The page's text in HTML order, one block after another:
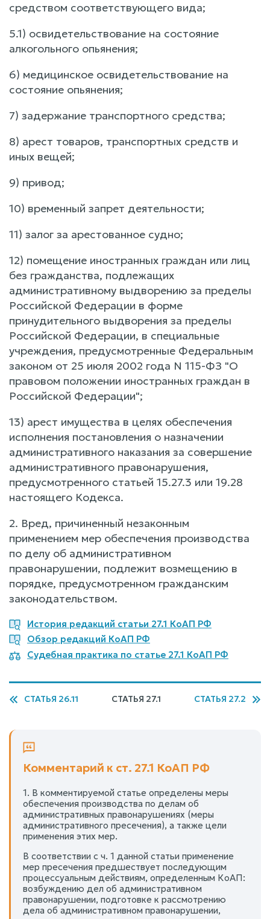
средством соответствующего вида;
5.1) освидетельствование на состояние
алкогольного опьянения;
6) медицинское освидетельствование на
состояние опьянения;
7) задержание транспортного средства;
8) арест товаров, транспортных средств и
иных вещей;
9) привод;
10) временный запрет деятельности;
11) залог за арестованное судно;
12) помещение иностранных граждан или лиц
без гражданства, подлежащих
административному выдворению за пределы
Российской Федерации в форме
принудительного выдворения за пределы
Российской Федерации, в специальные
учреждения, предусмотренные Федеральным
законом от 25 июля 2002 года N 115-ФЗ "О
правовом положении иностранных граждан в
Российской Федерации";
13) арест имущества в целях обеспечения
исполнения постановления о назначении
административного наказания за совершение
административного правонарушения,
предусмотренного статьей 15.27.3 или 19.28
настоящего Кодекса.
2. Вред, причиненный незаконным
применением мер обеспечения производства
по делу об административном
правонарушении, подлежит возмещению в
порядке, предусмотренном гражданским
законодательством.
История редакций статьи 27.1 КоАП РФ
Обзор редакций КоАП РФ
Судебная практика по статье 27.1 КоАП РФ
СТАТЬЯ 26.11 СТАТЬЯ 27.1 СТАТЬЯ 27.2
Комментарий к ст. 27.1 КоАП РФ
1. В комментируемой статье определены меры
обеспечения производства по делам об
административных правонарушениях (меры
административного пресечения), а также цели
применения этих мер.
В соответствии с ч. 1 данной статьи применение
мер пресечения предшествует последующим
процессуальным действиям, определенным КоАП:
возбуждению дел об административном
правонарушении, подготовке к рассмотрению
дела об административном правонарушении,